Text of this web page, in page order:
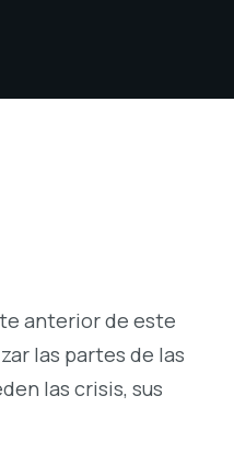
anterior de este
las partes de las
las crisis, sus